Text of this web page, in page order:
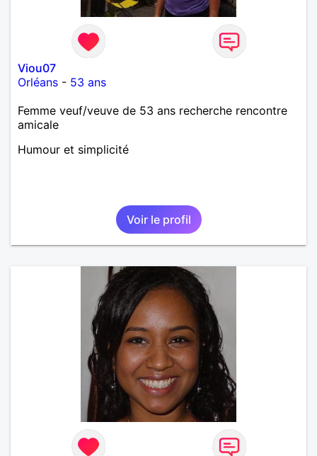
Viou07
Orléans - 53 ans
Femme veuf/veuve de 53 ans recherche rencontre
amicale
Humour et simplicité
Voir le profil